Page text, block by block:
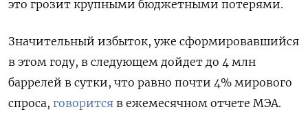
это грозит крупными бюджетными потерями.
Значительный избыток, уже сформировавшийся
в этом году, в следующем дойдет до 4 млн
баррелей в сутки, что равно почти 4% мирового
спроса, говорится в ежемесячном отчете МЭА.